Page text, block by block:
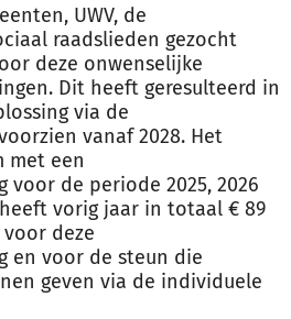
UWV, de
raadslieden gezocht
deze onwenselijke
Dit heeft geresulteerd in
via de
vanaf 2028. Het
met een
voor de periode 2025, 2026
vorig jaar in totaal € 89
deze
en voor de steun die
geven via de individuele